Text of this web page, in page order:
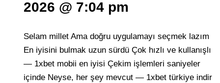
2026 @ 7:04 pm
Selam millet Ama doğru uygulamayı seçmek lazım
En iyisini bulmak uzun sürdü Çok hızlı ve kullanışlı
— 1xbet mobii en iyisi Çekim işlemleri saniyeler
içinde Neyse, her şey mevcut — 1xbet türkiye indir